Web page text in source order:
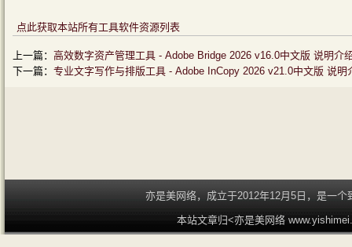
点此获取本站所有工具软件资源列表
上一篇： 高效数字资产管理工具 - Adobe Bridge 2026 v16.0中文版 说明介
下一篇： 专业文字写作与排版工具 - Adobe InCopy 2026 v21.0中文版 说明
亦是美网络，成立于2012年12月5日，是一
本站文章归<亦是美网络